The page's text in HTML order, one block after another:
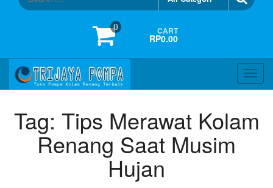
0 CART
RP0.00
Tag: Tips Merawat Kolam
Renang Saat Musim
Hujan